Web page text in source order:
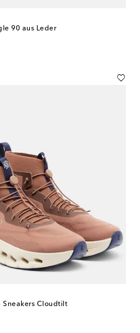
90 aus Leder
Sneakers Cloudtilt